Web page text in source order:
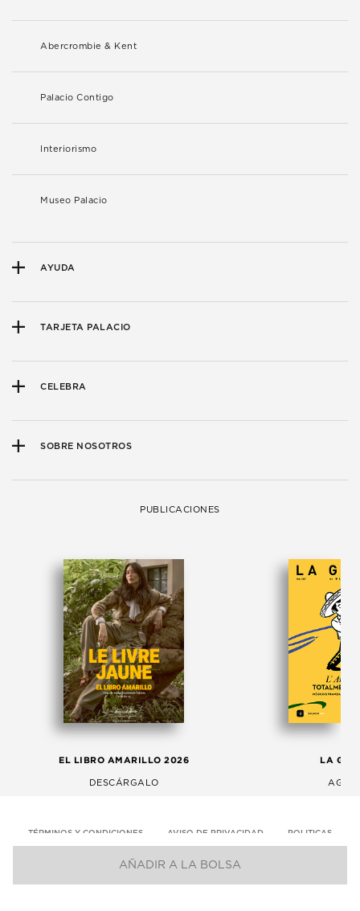
AÑADIR A LA BOLSA
Abercrombie & Kent
Palacio Contigo
Interiorismo
Museo Palacio
AYUDA
TARJETA PALACIO
CELEBRA
SOBRE NOSOTROS
PUBLICACIONES
EL LIBRO AMARILLO 2026
DESCÁRGALO
LA
TÉRMINOS Y CONDICIONES AVISO DE PRIVACIDAD POLITICAS